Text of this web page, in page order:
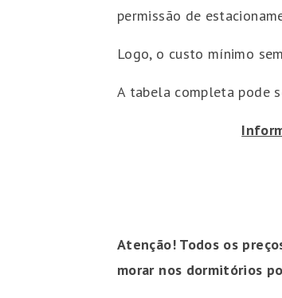
permissão de
Logo, o custo mínimo
A tabela completa pode
Atenção! Todos os
morar nos dormitórios